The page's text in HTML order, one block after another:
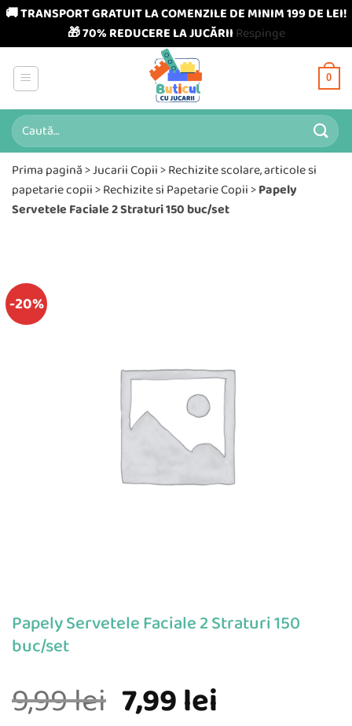
🚚 TRANSPORT GRATUIT LA COMENZILE DE MINIM 199 DE LEI!
🎁 70% REDUCERE LA JUCĂRII Respinge
content
0
Caută
după:
Prima pagină>Jucarii Copii>Rechizite scolare, articole si
papetarie copii>Rechizite si Papetarie Copii>Papely
Servetele Faciale 2 Straturi 150 buc/set
-20%
Papely Servetele Faciale 2 Straturi 150
buc/set
9,99lei Prețul
7,99lei